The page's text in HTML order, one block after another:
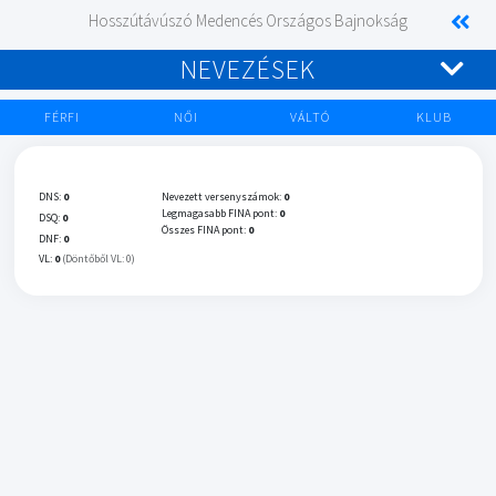
Hosszútávúszó Medencés Országos Bajnokság
NEVEZÉSEK
FÉRFI NŐI VÁLTÓ KLUB
DNS: 0
DSQ: 0
DNF: 0
VL: 0 (Döntőből VL: 0)
Nevezett versenyszámok: 0
Legmagasabb FINA pont: 0
Összes FINA pont: 0